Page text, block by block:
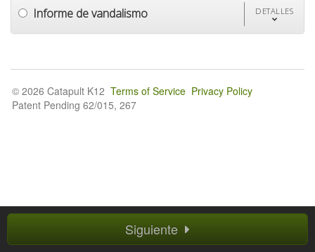
Informe de vandalismo DETALLES
Siguiente
© 2026 Catapult K12 Terms of Service Privacy Policy
Patent Pending 62/015, 267